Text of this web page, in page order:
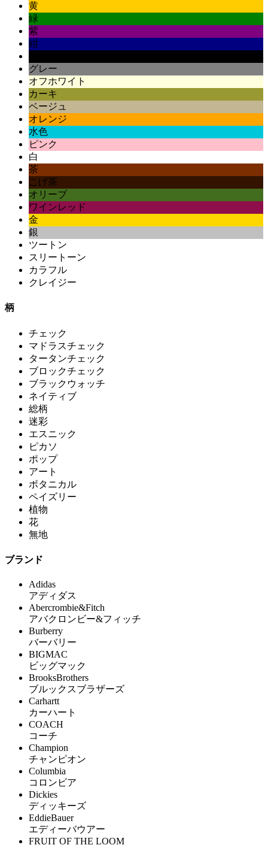
黄
緑
紫
紺
グレー
オフホワイト
カーキ
ベージュ
オレンジ
水色
ピンク
白
茶
こげ茶
オリーブ
ワインレッド
金
銀
ツートン
スリートーン
カラフル
クレイジー
柄
チェック
マドラスチェック
タータンチェック
ブロックチェック
ブラックウォッチ
ネイティブ
総柄
迷彩
エスニック
ピカソ
ポップ
アート
ボタニカル
ペイズリー
植物
花
無地
ブランド
Adidas
アディダス
Abercrombie&Fitch
アバクロンビー&フィッチ
Burberry
バーバリー
BIGMAC
ビッグマック
BrooksBrothers
ブルックスブラザーズ
Carhartt
カーハート
COACH
コーチ
Champion
チャンピオン
Columbia
コロンビア
Dickies
ディッキーズ
EddieBauer
エディーバウアー
FRUIT OF THE LOOM